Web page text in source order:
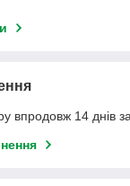
впродовж 14 днів